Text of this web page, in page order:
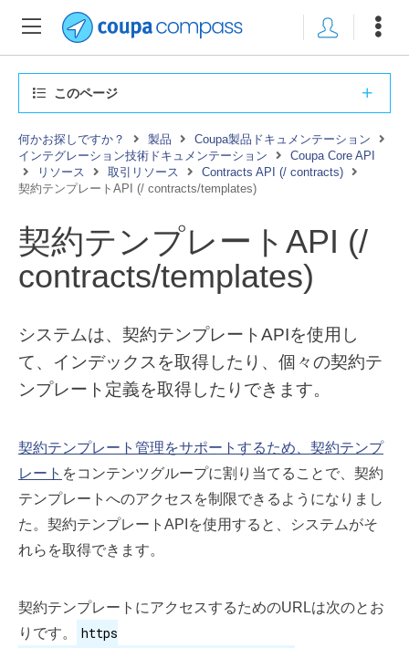
このページ
何かお探しですか？ 製品
Coupa製品ドキュメンテーション
インテグレーション技術ドキュメンテーション
Coupa Core API
リソース
取引リソース
Contracts API (/ contracts)
契約テンプレートAPI (/ contracts/templates)
契約テンプレートAPI (/
contracts/templates)
システムは、契約テンプレートAPIを使用し
て、インデックスを取得したり、個々の契約テ
ンプレート定義を取得したりできます。
契約テンプレート管理をサポートするため、契約テンプ
レート をコンテンツグループに割り当てることで、契約
テンプレートへのアクセスを制限できるようになりまし
た。契約テンプレートAPIを使用すると、システムがそ
れらを取得できます。
契約テンプレートにアクセスするためのURLは次のとお
りです。
https